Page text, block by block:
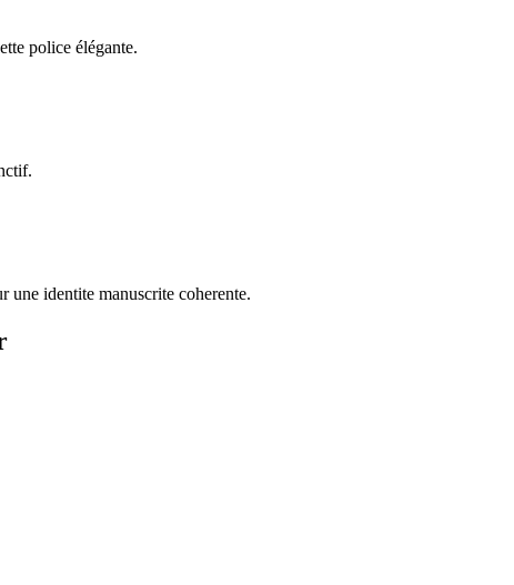
police élégante.
une identite manuscrite coherente.